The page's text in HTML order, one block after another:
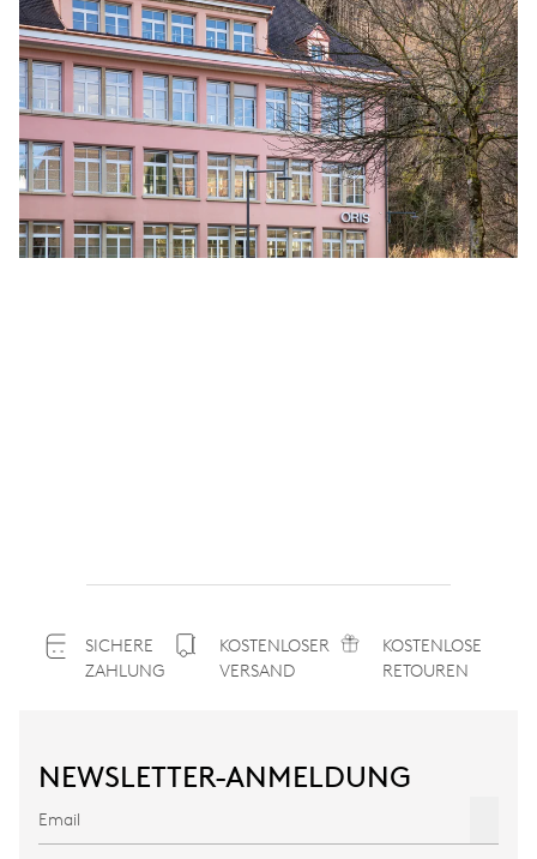
SICHERE
ZAHLUNG
KOSTENLOSER
VERSAND
KOSTENLOSE
RETOUREN
NEWSLETTER-ANMELDUNG